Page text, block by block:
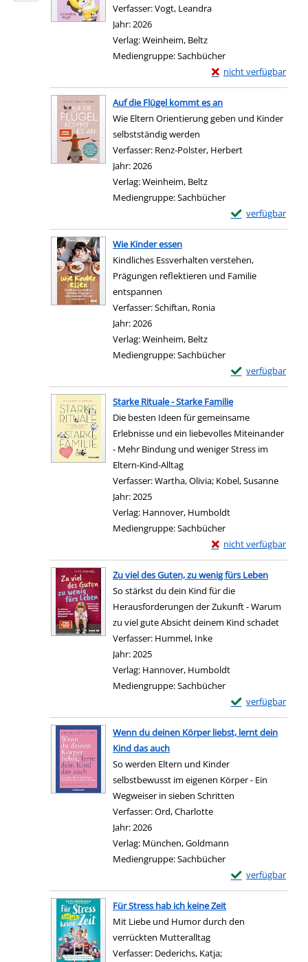
Verfasser:Vogt, Leandra
Jahr:2026
Verlag:Weinheim, Beltz
Mediengruppe:Sachbücher
nicht verfügbar
Exemplar-Details von
Zum Download von
Auf die Flügel kommt es an
Wie Eltern Orientierung geben und Kinder
selbstständig werden
Verfasser: Renz-Polster, Herbert
Jahr:2026
Verlag:Weinheim, Beltz
Mediengruppe:Sachbücher
verfügbar
Exemplar-Details
Zum Download
Wie Kinder essen
Kindliches Essverhalten verstehen,
Prägungen reflektieren und Familie
entspannen
Verfasser:Schiftan, Ronia
Jahr:2026
Verlag:Weinheim, Beltz
Mediengruppe:Sachbücher
verfügbar
Exemplar-Details
Zum Download
Starke Rituale - Starke Familie
Die besten Ideen für gemeinsame
Erlebnisse und ein liebevolles Miteinander
- Mehr Bindung und weniger Stress im
Eltern-Kind-Alltag
Verfasser:Wartha, Olivia; Kobel, Susanne
Jahr:2025
Verlag: Hannover, Humboldt
Mediengruppe:Sachbücher
nicht verfügbar
Exemplar-Details von
Zum Download von
Zu viel des Guten, zu wenig fürs Leben
So stärkst du dein Kind für die
Herausforderungen der Zukunft - Warum
zu viel gute Absicht deinem Kind schadet
Verfasser: Hummel, Inke
Jahr:2025
Verlag: Hannover, Humboldt
Mediengruppe:Sachbücher
verfügbar
Exemplar-Details
Zum Download
Wenn du deinen Körper liebst, lernt dein
Kind das auch
So werden Eltern und Kinder
selbstbewusst im eigenen Körper - Ein
Wegweiser in sieben Schritten
Verfasser:Ord, Charlotte
Jahr:2026
Verlag: München, Goldmann
Mediengruppe:Sachbücher
verfügbar
Exemplar-Details
Zum Download
Für Stress hab ich keine Zeit
Mit Liebe und Humor durch den
verrückten Mutteralltag
Verfasser: Dederichs, Katja;